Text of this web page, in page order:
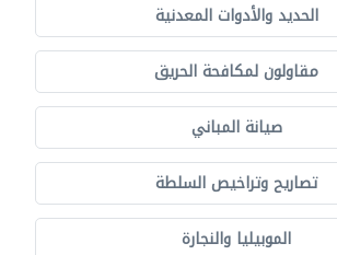
الحديد والأدوات المعدنية
مقاولون لمكافحة الحريق
صيانة المباني
تصاريح وتراخيص السلطة
الموبيليا والنجارة